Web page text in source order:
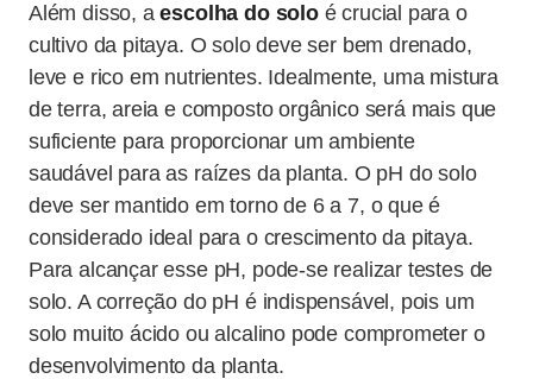
Além disso, aescolha do soloé crucial para o
cultivo da pitaya. O solo deve ser bem drenado,
leve e rico em nutrientes. Idealmente, uma mistura
de terra, areia e composto orgânico será mais que
suficiente para proporcionar um ambiente
saudável para as raízes da planta. O pH do solo
deve ser mantido em torno de 6 a 7, o que é
considerado ideal para o crescimento da pitaya.
Para alcançar esse pH, pode-se realizar testes de
solo. A correção do pH é indispensável, pois um
solo muito ácido ou alcalino pode comprometer o
desenvolvimento da planta.